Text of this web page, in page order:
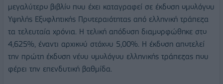
μεγαλύτερο βιβλίο που έχει καταγραφεί σε έκδοση ομολόγου
Υψηλής Εξοφλητικής Προτεραιότητας από ελληνική τράπεζα
τα τελευταία χρόνια. Η τελική απόδοση διαμορφώθηκε στο
4,625%, έναντι αρχικού στόχου 5,00%. Η έκδοση αποτελεί
την πρώτη έκδοση νέου ομολόγου ελληνικής τράπεζας που
φέρει την επενδυτική βαθμίδα.